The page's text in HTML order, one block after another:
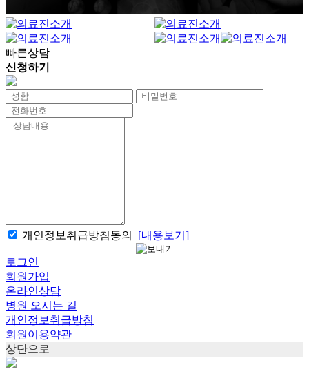
빠른상담
신청하기
개인정보취급방침동의 [내용보기]
로그인
회원가입
온라인상담
병원 오시는 길
개인정보취급방침
회원이용약관
상단으로